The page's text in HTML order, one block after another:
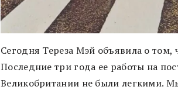
Сегодня Тереза Мэй объявила о том,
Последние три года ее работы на
Великобритании не были легкими.